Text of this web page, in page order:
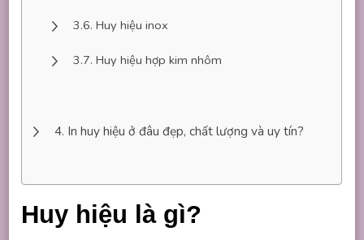
Huy hiệu inox
Huy hiệu hợp kim nhôm
In huy hiệu ở đâu đẹp, chất lượng và uy tín?
Huy hiệu là gì?